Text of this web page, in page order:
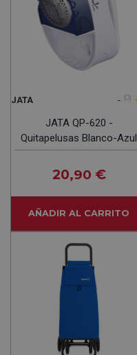
JATA - (0)
JATA QP-620 -
Quitapelusas Blanco-Azul
20,90 €
AÑADIR AL CARRITO